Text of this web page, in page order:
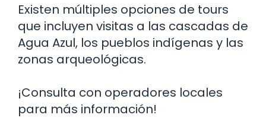
Existen múltiples opciones de tours
que incluyen visitas a las cascadas de
Agua Azul, los pueblos indígenas y las
zonas arqueológicas.
¡Consulta con operadores locales
para más información!